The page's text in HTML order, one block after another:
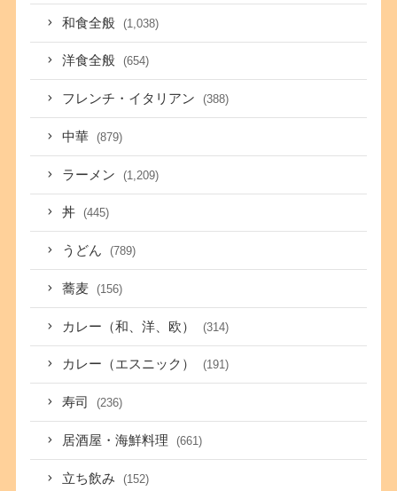
和食全般 (1,038)
洋食全般 (654)
フレンチ・イタリアン (388)
中華 (879)
ラーメン (1,209)
丼 (445)
うどん (789)
蕎麦 (156)
カレー（和、洋、欧） (314)
カレー（エスニック） (191)
寿司 (236)
居酒屋・海鮮料理 (661)
立ち飲み (152)